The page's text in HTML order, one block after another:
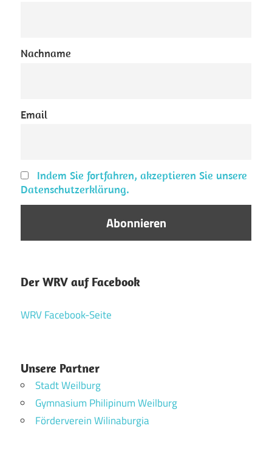
Nachname
Email
Indem Sie fortfahren, akzeptieren Sie unsere
Datenschutzerklärung.
Der WRV auf Facebook
WRV Facebook-Seite
Unsere Partner
Stadt Weilburg
Gymnasium Philipinum Weilburg
Förderverein Wilinaburgia